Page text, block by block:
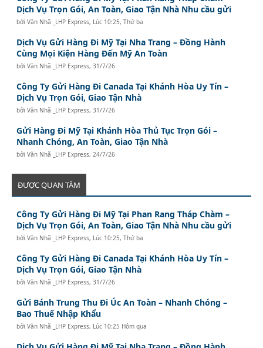
Dịch Vụ Trọn Gói, An Toàn, Giao Tận Nhà Nhu cầu gửi
bởiVăn Nhã _LHP Express, Lúc 10:25, Thứ ba
Dịch Vụ Gửi Hàng Đi Mỹ Tại Nha Trang – Đồng Hành
Cùng Mọi Kiện Hàng Đến Mỹ An Toàn
bởiVăn Nhã _LHP Express,31/7/26
Công Ty Gửi Hàng Đi Canada Tại Khánh Hòa Uy Tín –
Dịch Vụ Trọn Gói, Giao Tận Nhà
bởiVăn Nhã _LHP Express,31/7/26
Gửi Hàng Đi Mỹ Tại Khánh Hòa Thủ Tục Trọn Gói –
Nhanh Chóng, An Toàn, Giao Tận Nhà
bởiVăn Nhã _LHP Express, 24/7/26
ĐƯỢC QUAN TÂM
Công Ty Gửi Hàng Đi Mỹ Tại Phan Rang Tháp Chàm –
Dịch Vụ Trọn Gói, An Toàn, Giao Tận Nhà Nhu cầu gửi
bởiVăn Nhã _LHP Express, Lúc 10:25, Thứ ba
Công Ty Gửi Hàng Đi Canada Tại Khánh Hòa Uy Tín –
Dịch Vụ Trọn Gói, Giao Tận Nhà
bởiVăn Nhã _LHP Express,31/7/26
Gửi Bánh Trung Thu Đi Úc An Toàn – Nhanh Chóng –
Bao Thuế Nhập Khẩu
bởiVăn Nhã _LHP Express, Lúc 10:25 Hôm qua